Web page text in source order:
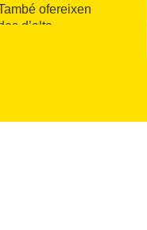
ofereixen
d’alta